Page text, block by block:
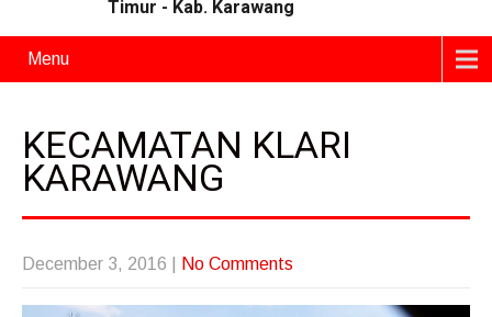
Timur - Kab. Karawang
Menu
KECAMATAN KLARI
KARAWANG
December 3, 2016 No Comments